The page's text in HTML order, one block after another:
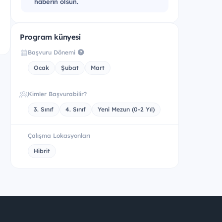
Program künyesi
Başvuru Dönemi
Ocak Şubat Mart
Kimler Başvurabilir?
3. Sınıf 4. Sınıf Yeni Mezun (0-2 Yıl)
Çalışma Lokasyonları
Hibrit